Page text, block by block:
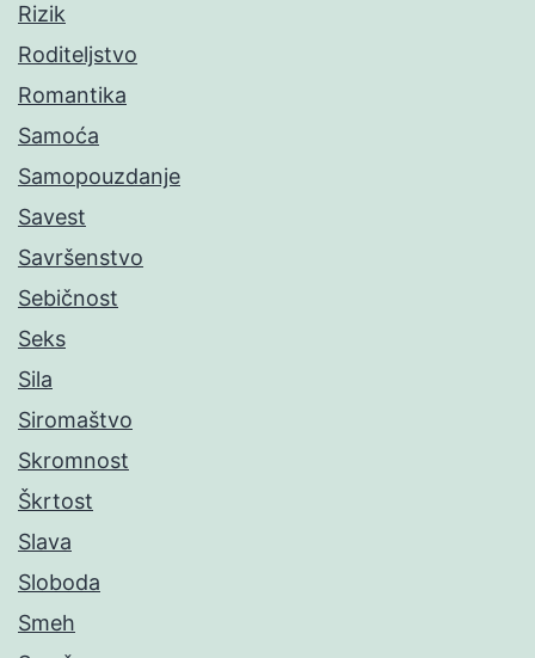
Rizik
Roditeljstvo
Romantika
Samoća
Samopouzdanje
Savest
Savršenstvo
Sebičnost
Seks
Sila
Siromaštvo
Skromnost
Škrtost
Slava
Sloboda
Smeh